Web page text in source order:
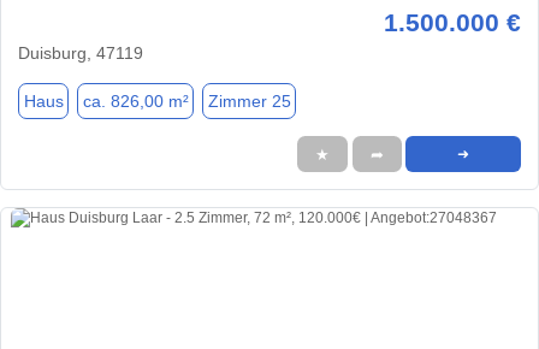
1.500.000 €
Duisburg, 47119
Haus ca. 826,00 m² Zimmer 25
★ ➦ ➜